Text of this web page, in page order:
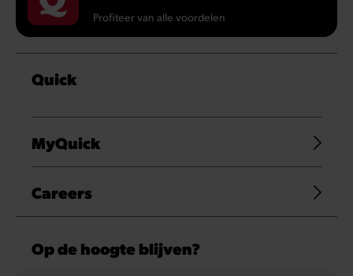
Profiteer van alle voordelen
Quick
MyQuick
Careers
Op de hoogte blijven?